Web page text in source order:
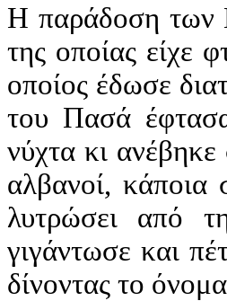
Η παράδοση των
της οποίας είχε
οποίος έδωσε
του Πασά
νύχτα κι
αλβανοί,
λυτρώσει από
γιγάντωσε και
δίνοντας το